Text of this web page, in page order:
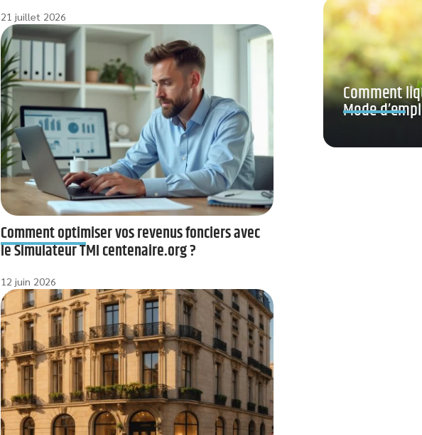
21 juillet 2026
Comment optimiser vos revenus fonciers avec
le Simulateur TMI centenaire.org ?
12 juin 2026
Comment
Mode